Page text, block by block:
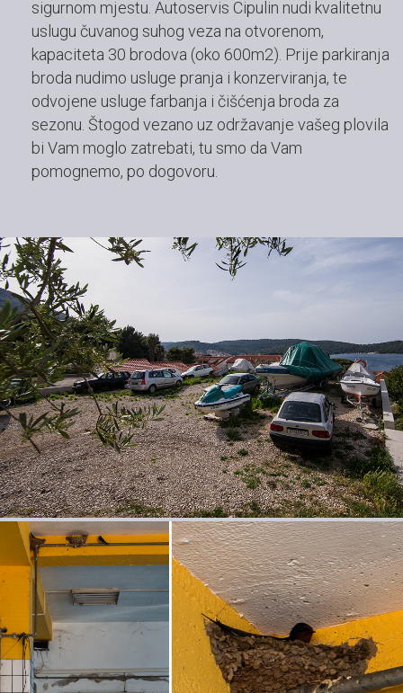
sigurnom mjestu. Autoservis Cipulin nudi kvalitetnu
uslugu čuvanog suhog veza na otvorenom,
kapaciteta 30 brodova (oko 600m2). Prije parkiranja
broda nudimo usluge pranja i konzerviranja, te
odvojene usluge farbanja i čišćenja broda za
sezonu. Štogod vezano uz održavanje vašeg plovila
bi Vam moglo zatrebati, tu smo da Vam
pomognemo, po dogovoru.